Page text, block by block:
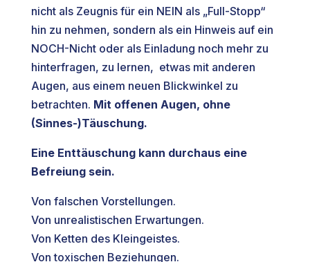
nicht als Zeugnis für ein NEIN als „Full-Stopp“
hin zu nehmen, sondern als ein Hinweis auf ein
NOCH-Nicht oder als Einladung noch mehr zu
hinterfragen, zu lernen, etwas mit anderen
Augen, aus einem neuen Blickwinkel zu
betrachten. Mit offenen Augen, ohne
(Sinnes-)Täuschung.
Eine Enttäuschung kann durchaus eine
Befreiung sein.
Von falschen Vorstellungen.
Von unrealistischen Erwartungen.
Von Ketten des Kleingeistes.
Von toxischen Beziehungen.